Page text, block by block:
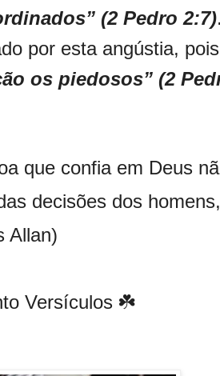
(2 Pedro 2:7)
por esta angústia, pois
os piedosos” (2
que confia em Deus
decisões dos
Allan)
Versículos ☘️